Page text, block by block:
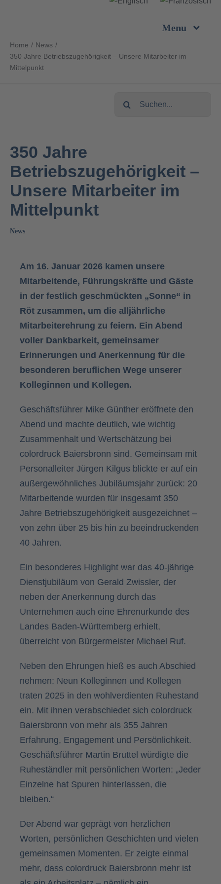
Menu
Unternehmen
Nachhaltigkeit
Karriere
Kontakt
Home
News
350 Jahre Betriebszugehörigkeit – Unsere Mitarbeiter im
Mittelpunkt
Suche
350 Jahre
Betriebszugehörigkeit –
Unsere Mitarbeiter im
Mittelpunkt
News
Am 16. Januar 2026 kamen unsere
Mitarbeitende, Führungskräfte und Gäste
in der festlich geschmückten „Sonne“ in
Röt zusammen, um die alljährliche
Mitarbeiterehrung zu feiern. Ein Abend
voller Dankbarkeit, gemeinsamer
Erinnerungen und Anerkennung für die
besonderen beruflichen Wege unserer
Kolleginnen und Kollegen.
Geschäftsführer Mike Günther eröffnete den
Abend und machte deutlich, wie wichtig
Zusammenhalt und Wertschätzung bei
colordruck Baiersbronn sind. Gemeinsam mit
Personalleiter Jürgen Kilgus blickte er auf ein
außergewöhnliches Jubiläumsjahr zurück: 20
Mitarbeitende wurden für insgesamt 350
Jahre Betriebszugehörigkeit ausgezeichnet –
von zehn über 25 bis hin zu beeindruckenden
40 Jahren.
Ein besonderes Highlight war das 40-jährige
Dienstjubiläum von Gerald Zwissler, der
neben der Anerkennung durch das
Unternehmen auch eine Ehrenurkunde des
Landes Baden-Württemberg erhielt,
überreicht von Bürgermeister Michael Ruf.
Neben den Ehrungen hieß es auch Abschied
nehmen: Neun Kolleginnen und Kollegen
traten 2025 in den wohlverdienten Ruhestand
ein. Mit ihnen verabschiedet sich colordruck
Baiersbronn von mehr als 355 Jahren
Erfahrung, Engagement und Persönlichkeit.
Geschäftsführer Martin Bruttel würdigte die
Ruheständler mit persönlichen Worten: „Jeder
Einzelne hat Spuren hinterlassen, die
bleiben.“
Der Abend war geprägt von herzlichen
Worten, persönlichen Geschichten und vielen
gemeinsamen Momenten. Er zeigte einmal
mehr, dass colordruck Baiersbronn mehr ist